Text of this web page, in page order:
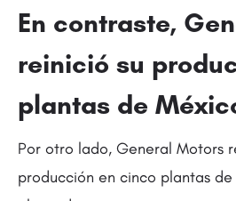
En contraste,
reinició su
plantas de
Por otro lado, General Motors
producción en cinco plantas